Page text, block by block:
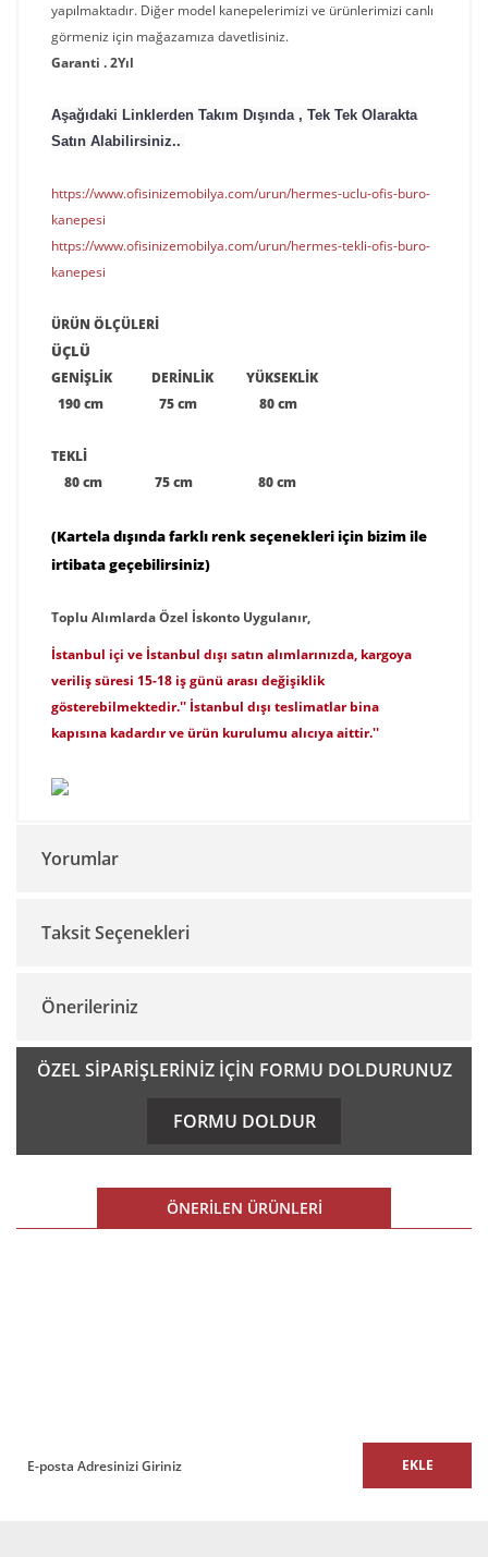
yapılmaktadır. Diğer model kanepelerimizi ve ürünlerimizi canlı
görmeniz için mağazamıza davetlisiniz.
Garanti . 2Yıl
Aşağıdaki Linklerden Takım Dışında , Tek Tek Olarakta
Satın Alabilirsiniz..
https://www.ofisinizemobilya.com/urun/hermes-uclu-ofis-buro-
kanepesi
https://www.ofisinizemobilya.com/urun/hermes-tekli-ofis-buro-
kanepesi
ÜRÜN ÖLÇÜLERİ
ÜÇLÜ
GENİŞLİK DERİNLİK YÜKSEKLİK
190 cm 75 cm 80 cm
TEKLİ
80 cm 75 cm 80 cm
(Kartela dışında farklı renk seçenekleri için bizim ile
irtibata geçebilirsiniz)
Toplu Alımlarda Özel İskonto Uygulanır,
İstanbul içi ve İstanbul dışı satın alımlarınızda, kargoya
veriliş süresi 15-18 iş günü arası değişiklik
gösterebilmektedir.'' İstanbul dışı teslimatlar bina
kapısına kadardır ve ürün kurulumu alıcıya aittir.''
Yorumlar
Bu ürüne ilk yorumu siz yapın!
Taksit Seçenekleri
Önerileriniz
Bu ürünün fiyat bilgisi, resim, ürün açıklamalarında ve diğer
konularda yetersiz gördüğünüz noktaları öneri formunu
kullanarak tarafımıza iletebilirsiniz.
Ürün resmi kalitesiz, bozuk veya görüntülenemiyor.
Ürün açıklamasında eksik bilgiler bulunuyor.
ÖZEL SİPARİŞLERİNİZ İÇİN FORMU DOLDURUNUZ
FORMU DOLDUR
ÖNERİLEN ÜRÜNLERİ
EKLE